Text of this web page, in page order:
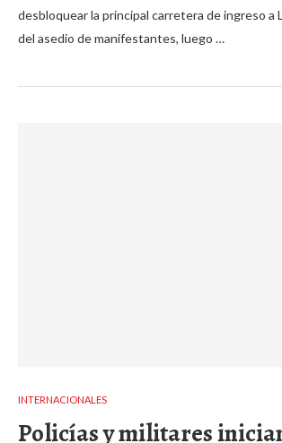
desbloquear la principal carretera de ingreso a
del asedio de manifestantes, luego …
INTERNACIONALES
Policías y militares